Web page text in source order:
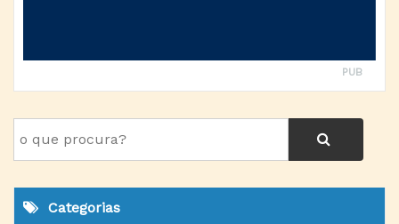
PUB
Categorias